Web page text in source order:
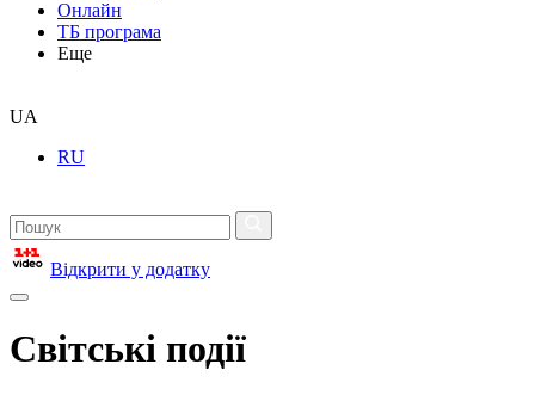
Онлайн
ТБ програма
Еще
UA
RU
Відкрити у додатку
Світські події